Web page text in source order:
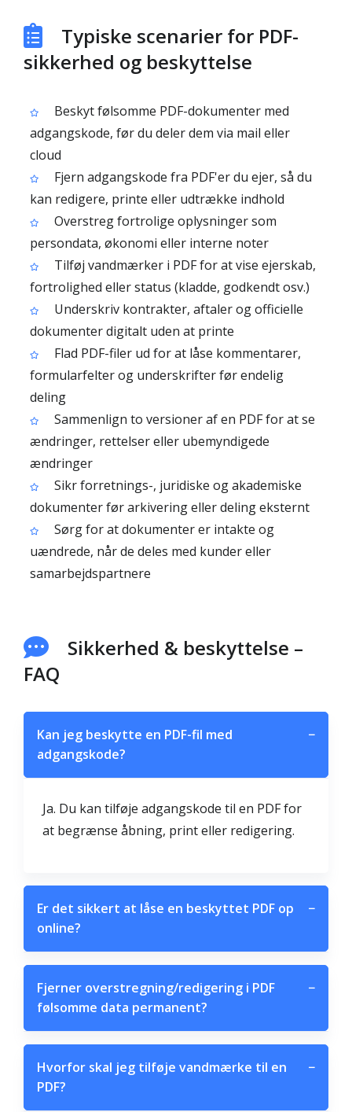
Typiske scenarier for PDF-
sikkerhed og beskyttelse
Beskyt følsomme PDF-dokumenter med
adgangskode, før du deler dem via mail eller
cloud
Fjern adgangskode fra PDF'er du ejer, så du
kan redigere, printe eller udtrække indhold
Overstreg fortrolige oplysninger som
persondata, økonomi eller interne noter
Tilføj vandmærker i PDF for at vise ejerskab,
fortrolighed eller status (kladde, godkendt osv.)
Underskriv kontrakter, aftaler og officielle
dokumenter digitalt uden at printe
Flad PDF-filer ud for at låse kommentarer,
formularfelter og underskrifter før endelig
deling
Sammenlign to versioner af en PDF for at se
ændringer, rettelser eller ubemyndigede
ændringer
Sikr forretnings-, juridiske og akademiske
dokumenter før arkivering eller deling eksternt
Sørg for at dokumenter er intakte og
uændrede, når de deles med kunder eller
samarbejdspartnere
Sikkerhed & beskyttelse –
FAQ
Kan jeg beskytte en PDF-fil med
adgangskode?
−
Ja. Du kan tilføje adgangskode til en PDF for
at begrænse åbning, print eller redigering.
Er det sikkert at låse en beskyttet PDF op
online?
−
Fjerner overstregning/redigering i PDF
følsomme data permanent?
−
Hvorfor skal jeg tilføje vandmærke til en
PDF?
−